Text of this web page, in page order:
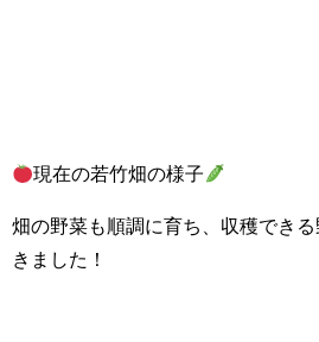
現在の若竹畑の様子
畑の野菜も順調に育ち、収穫でき
きました！